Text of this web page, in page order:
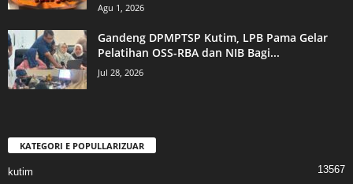
Agu 1, 2026
Gandeng DPMPTSP Kutim, LPB Pama Gelar
Pelatihan OSS-RBA dan NIB Bagi...
Jul 28, 2026
KATEGORI E POPULLARIZUAR
kutim 13567